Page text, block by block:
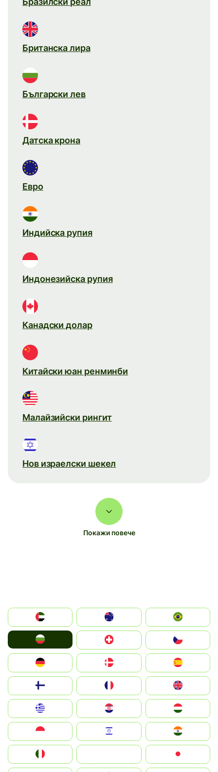
Британска лира
Български лев
Датска крона
Евро
Индийска рупия
Индонезийска рупия
Канадски долар
Китайски юан ренминби
Малайзийски рингит
Нов израелски шекел
Покажи повече
الإمارات العربية المتحدة
Switzerland
Deutschland
United Kingdom
Magyarország